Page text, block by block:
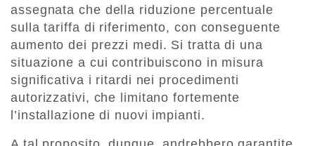
assegnata che della riduzione percentuale
sulla tariffa di riferimento, con conseguente
aumento dei prezzi medi. Si tratta di una
situazione a cui contribuiscono in misura
significativa i ritardi nei procedimenti
autorizzativi, che limitano fortemente
l’installazione di nuovi impianti.